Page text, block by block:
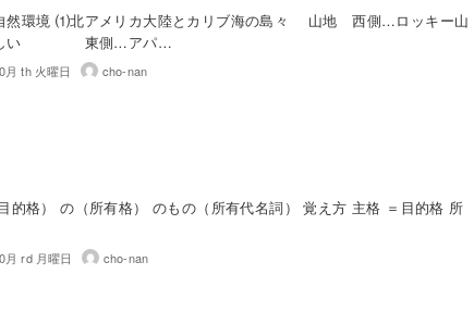
然環境 ⑴北アメリカ大陸とカリブ海の島々 山地 西側…ロッキー山
しい 東側…アパ…
月 th 火曜日 cho-nan
的格） の（所有格） のもの（所有代名詞） 覚え方 主格 ＝目的格 所
月 rd 月曜日 cho-nan